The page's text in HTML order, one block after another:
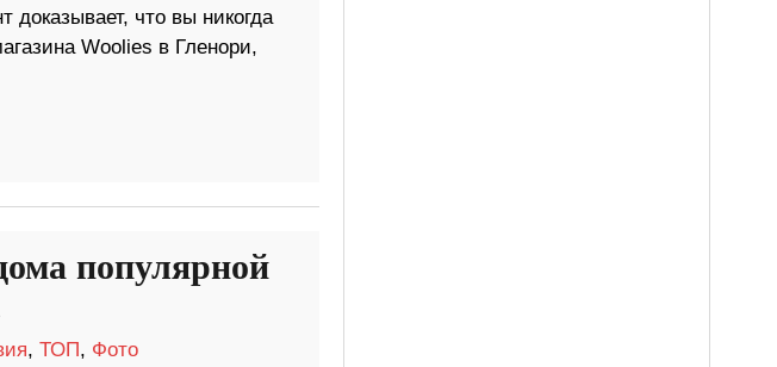
доказывает, что вы никогда
Woolies в Гленори,
популярной
, ТОП, Фото